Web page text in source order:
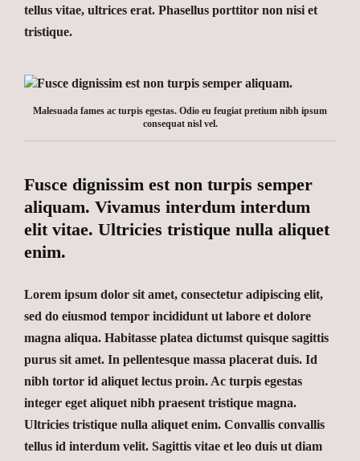
tellus vitae, ultrices erat. Phasellus porttitor non nisi et
tristique.
Malesuada fames ac turpis egestas. Odio eu feugiat pretium nibh ipsum
consequat nisl vel.
Fusce dignissim est non turpis semper
aliquam. Vivamus interdum interdum
elit vitae. Ultricies tristique nulla aliquet
enim.
Lorem ipsum dolor sit amet, consectetur adipiscing elit,
sed do eiusmod tempor incididunt ut labore et dolore
magna aliqua. Habitasse platea dictumst quisque sagittis
purus sit amet. In pellentesque massa placerat duis. Id
nibh tortor id aliquet lectus proin. Ac turpis egestas
integer eget aliquet nibh praesent tristique magna.
Ultricies tristique nulla aliquet enim. Convallis convallis
tellus id interdum velit. Sagittis vitae et leo duis ut diam